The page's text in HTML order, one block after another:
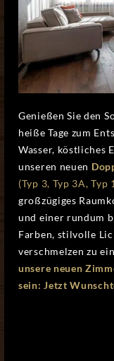
Genießen Sie den
heiße Tage zum
Wasser, köstliches
unseren neuen
(Typ 3, Typ 3A, Typ
großzügiges
und einer rundum
Farben, stilvolle
verschmelzen zu
unsere neuen
sein: Jetzt